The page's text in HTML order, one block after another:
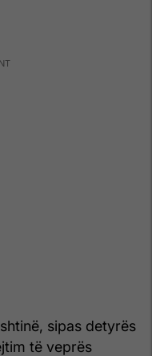
sipas detyrës
të veprës